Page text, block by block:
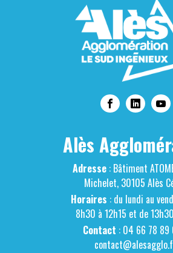
Alès
Adresse : Bâtiment
Michelet, 30105 Alès
Horaires : du lundi au
8h30 à 12h15 et de
Contact : 04 66 78